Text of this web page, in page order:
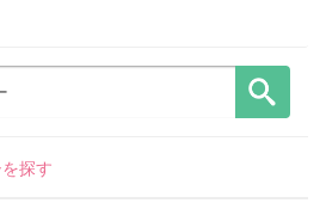
探す